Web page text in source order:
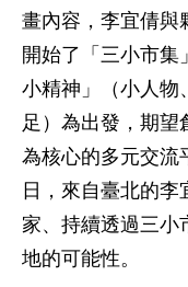
畫內容，李宜倩與
開始了「三小市集
小精神」（小人物
足）為出發，期望
為核心的多元交流
日，來自臺北的李
家、持續透過三小
地的可能性。